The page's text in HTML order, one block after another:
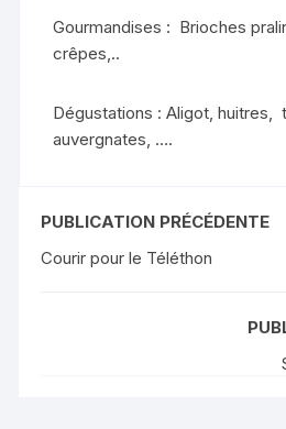
Gourmandises : Brioches
crêpes,..
Dégustations : Aligot, huitres,
auvergnates, ….
PUBLICATION PRÉCÉDENTE
Courir pour le Téléthon